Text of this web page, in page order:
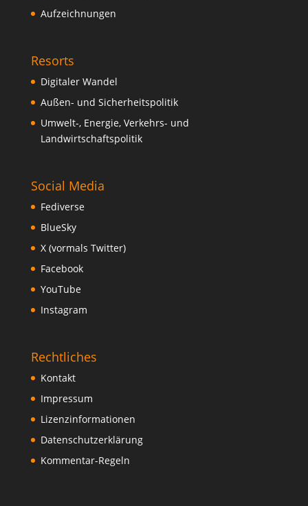
Aufzeichnungen
Resorts
Digitaler Wandel
Außen- und Sicherheitspolitik
Umwelt-, Energie, Verkehrs- und
Landwirtschaftspolitik
Social Media
Fediverse
BlueSky
X (vormals Twitter)
Facebook
YouTube
Instagram
Rechtliches
Kontakt
Impressum
Lizenzinformationen
Datenschutzerklärung
Kommentar-Regeln